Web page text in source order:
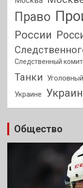
Право
России
Следственный
Танки
Украине
Общество